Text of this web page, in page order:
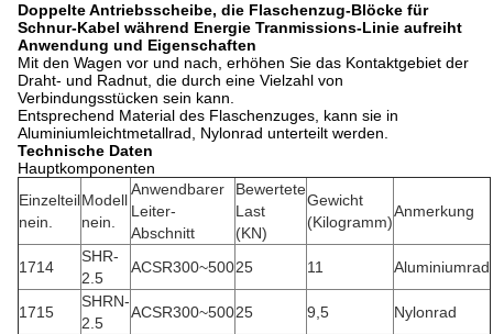
Doppelte Antriebsscheibe, die Flaschenzug-Blöcke für
Schnur-Kabel während Energie Tranmissions-Linie aufreiht
Anwendung und Eigenschaften
Mit den Wagen vor und nach, erhöhen Sie das Kontaktgebiet der
Draht- und Radnut, die durch eine Vielzahl von
Verbindungsstücken sein kann.
Entsprechend Material des Flaschenzuges, kann sie in
Aluminiumleichtmetallrad, Nylonrad unterteilt werden.
Technische Daten
Hauptkomponenten
Einzelteil
nein.
Modell
nein.
Anwendbarer
Leiter-
Abschnitt
Bewertete
Last
(KN)
Gewicht
(Kilogramm)
Anmerkung
1714
SHR-
2.5
ACSR300~50025 11 Aluminiumrad
1715
SHRN-
2.5
ACSR300~50025 9,5
Nylonrad